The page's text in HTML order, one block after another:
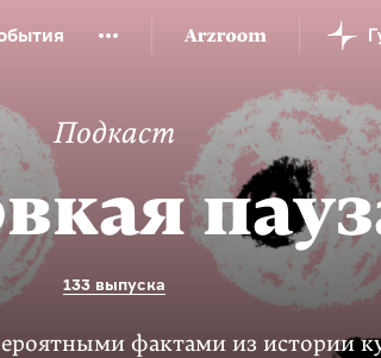
Третьяковка Онлайн-университет
Русский язык от «гой еси» до «лол кек»
Русская литература XX века
Подкаст
133 выпуска
фактами из истории